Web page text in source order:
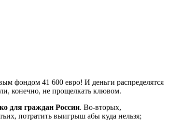
фондом 41 600 евро! И деньги распределятся
конечно, не прощелкать клювом.
для граждан России. Во-вторых,
потратить выигрыш абы куда нельзя;